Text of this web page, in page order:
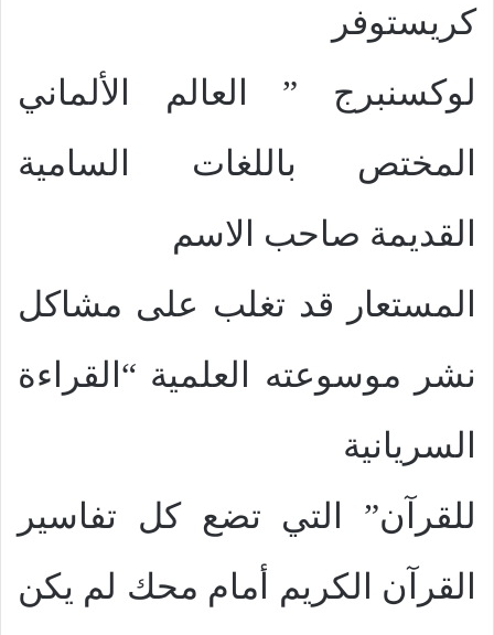
كريستوفر
لوكسنبرج ” العالم الألماني
المختص باللغات السامية
القديمة صاحب الاسم
المستعار قد تغلب على مشاكل
نشر موسوعته العلمية “القراءة
السريانية
للقرآن” التي تضع كل تفاسير
القرآن الكريم أمام محك لم يكن